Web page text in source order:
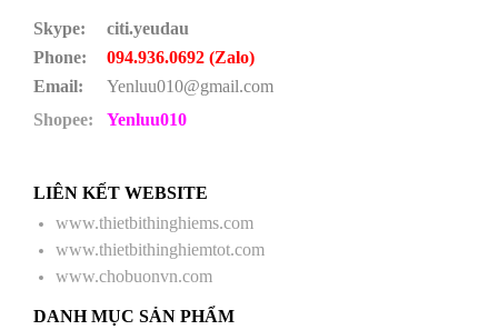
Skype:
citi.yeudau
Phone:
094.936.0692 (Zalo)
Email:
Yenluu010@gmail.com
Shopee:
Yenluu010
LIÊN KẾT WEBSITE
www.thietbithinghiems.com
www.thietbithinghiemtot.com
www.chobuonvn.com
DANH MỤC SẢN PHẨM